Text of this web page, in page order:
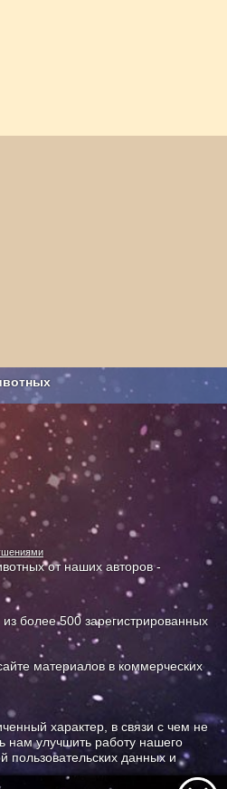
от наших авторов -
более 500 зарегистрированных
материалов в коммерческих
характер, в связи с чем не
нам улучшить работу нашего
пользовательских данных и